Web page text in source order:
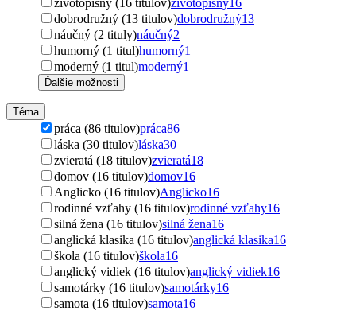
životopisný (16 titulov)životopisný16
dobrodružný (13 titulov)dobrodružný13
náučný (2 tituly)náučný2
humorný (1 titul)humorný1
moderný (1 titul)moderný1
Ďalšie možnosti
Téma
práca (86 titulov)práca86
láska (30 titulov)láska30
zvieratá (18 titulov)zvieratá18
domov (16 titulov)domov16
Anglicko (16 titulov)Anglicko16
rodinné vzťahy (16 titulov)rodinné vzťahy16
silná žena (16 titulov)silná žena16
anglická klasika (16 titulov)anglická klasika16
škola (16 titulov)škola16
anglický vidiek (16 titulov)anglický vidiek16
samotárky (16 titulov)samotárky16
samota (16 titulov)samota16